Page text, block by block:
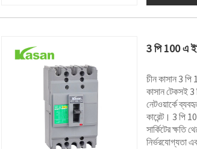
3 পি 100 এ
চীন কাসান 3
কাসান টেকসই 3
নেটওয়ার্কে
কারেন্ট। 3 পি
সার্কিটের ক্ষতি
নির্ভরযোগ্যতা